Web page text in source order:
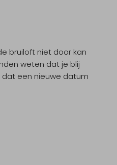
bruiloft niet door kan
weten dat je blij
een nieuwe datum